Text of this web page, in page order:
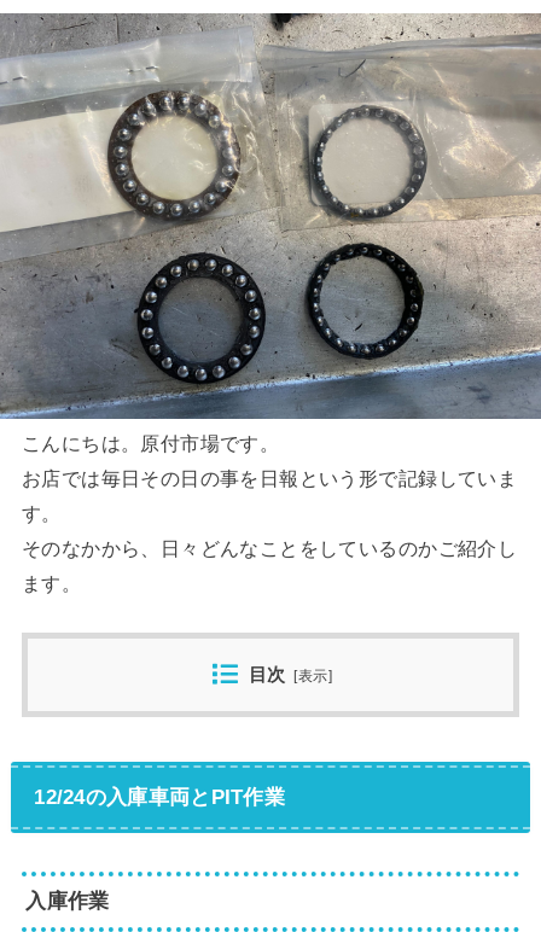
こんにちは。原付市場です。
お店では毎日その日の事を日報という形で記録していま
す。
そのなかから、日々どんなことをしているのかご紹介し
ます。
目次 [表示]
12/24の入庫車両とPIT作業
入庫作業